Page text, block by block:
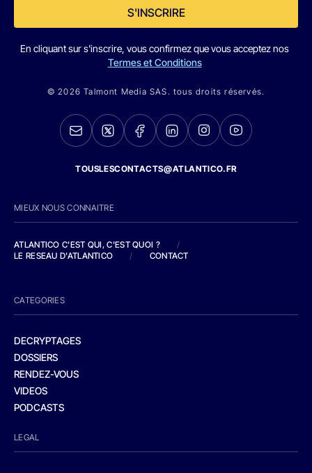
S'INSCRIRE
En cliquant sur s'inscrire, vous confirmez que vous acceptez nos
Termes et Conditions
© 2026 Talmont Media SAS. tous droits réservés.
TOUSLESCONTACTS@ATLANTICO.FR
MIEUX NOUS CONNAITRE
ATLANTICO C'EST QUI, C'EST QUOI ?
/
LE RESEAU D'ATLANTICO
/ CONTACT
CATEGORIES
DECRYPTAGES
DOSSIERS
RENDEZ-VOUS
VIDEOS
PODCASTS
LEGAL